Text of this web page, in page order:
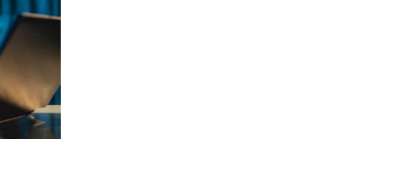
жертвы мошенников, эксперт
жизни, неудовлетворенность
Мошенники, пользуясь
обещают своим «клиентам» то, в
единственную цель - заполучить
активам жертвы.
собственное негативное